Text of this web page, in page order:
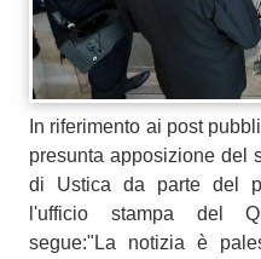
In riferimento ai post
presunta apposizione del
di Ustica da parte del
l'ufficio stampa del
segue:"La notizia è